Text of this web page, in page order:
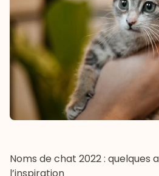
Noms de chat 2022 : quelques